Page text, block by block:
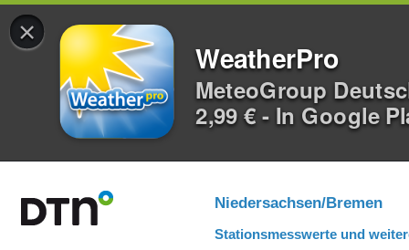
×
WeatherPro
MeteoGroup
2,99 € - In Google
Niedersachsen/Bremen
Stationsmesswerte und